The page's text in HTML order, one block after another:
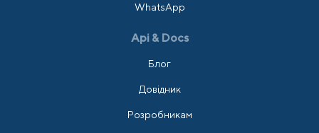
WhatsApp
Api & Docs
Блог
Довідник
Розробникам